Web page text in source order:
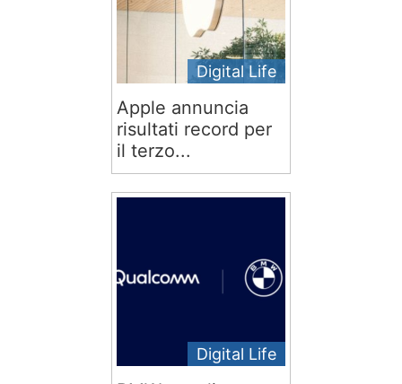
Digital Life
Apple annuncia
risultati record per
il terzo...
Digital Life